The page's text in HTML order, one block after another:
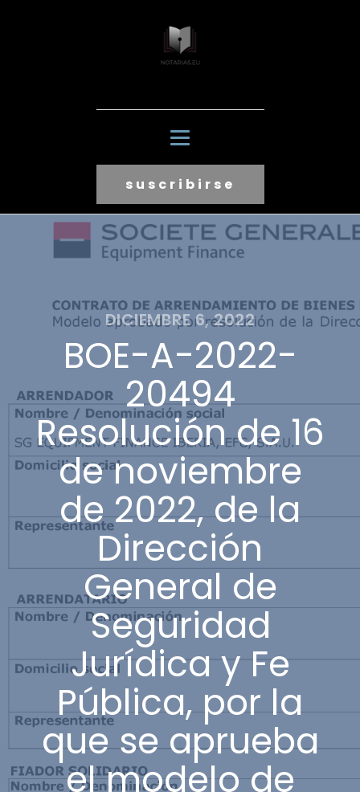
suscribirse
DICIEMBRE 6, 2022
BOE-A-2022-
20494
Resolución de 16
de noviembre
de 2022, de la
Dirección
General de
Seguridad
Jurídica y Fe
Pública, por la
que se aprueba
el modelo de